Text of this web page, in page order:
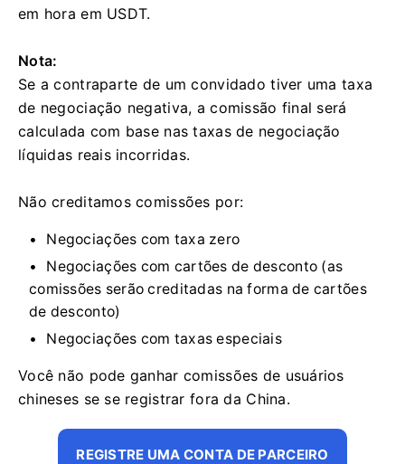
em hora em USDT.
Nota:
Se a contraparte de um convidado tiver uma taxa
de negociação negativa, a comissão final será
calculada com base nas taxas de negociação
líquidas reais incorridas.
Não creditamos comissões por:
Negociações com taxa zero
Negociações com cartões de desconto (as
comissões serão creditadas na forma de cartões
de desconto)
Negociações com taxas especiais
Você não pode ganhar comissões de usuários
chineses se se registrar fora da China.
REGISTRE UMA CONTA DE PARCEIRO